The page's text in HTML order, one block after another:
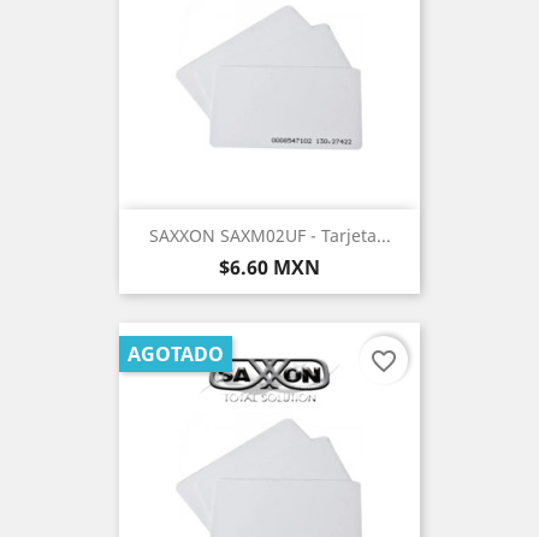
SAXXON SAXM02UF - Tarjeta...
Precio
$6.60 MXN
AGOTADO favorite_border